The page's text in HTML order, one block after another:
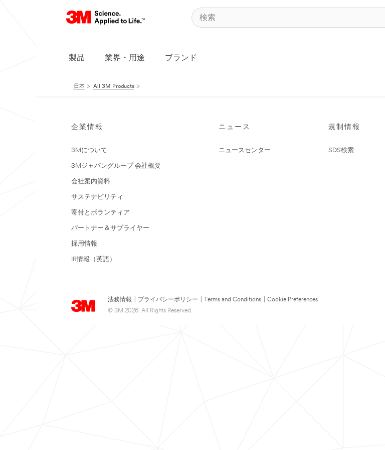
製品 業界・用途 ブランド
日本 All 3M Products
企業情報
3Mについて
3Mジャパングループ 会社概要
会社案内資料
サステナビリティ
寄付とボランティア
パートナー＆サプライヤー
採用情報
IR情報（英語）
ニュース
ニュースセンター
規制情報
SDS検索
法務情報 プライバシーポリシー Terms and Conditions
Cookie Preferences
© 3M 2026. All Rights Reserved.